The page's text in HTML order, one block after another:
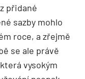
přidané
sazby mohlo
roce, a zřejmě
se ale právě
vysokým